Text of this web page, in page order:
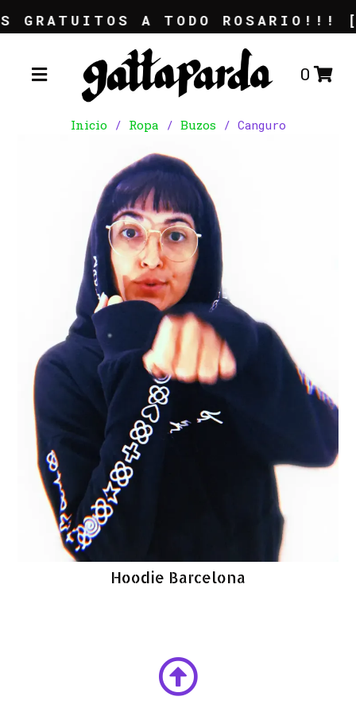
GRATUITOS A TODO ROSARIO!!! [
0
Inicio / Ropa / Buzos / Canguro
Hoodie Barcelona